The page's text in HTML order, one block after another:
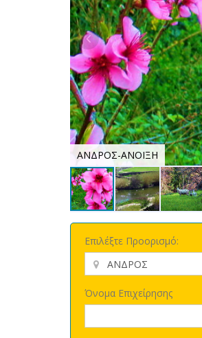
ΑΝΔΡΟΣ-ΑΝΟΙΞΗ
Επιλέξτε Προορισμό:
Όνομα Επιχείρησης